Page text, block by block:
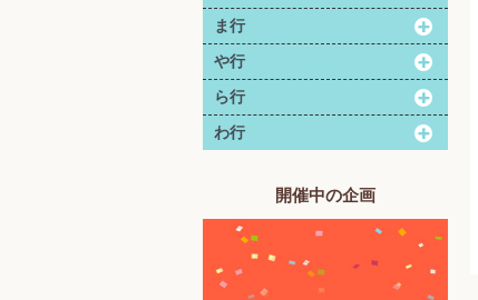
ま行
や行
ら行
わ行
開催中の企画